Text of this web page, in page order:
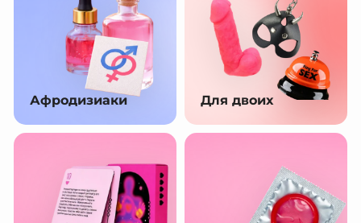
Афродизиаки Для двоих